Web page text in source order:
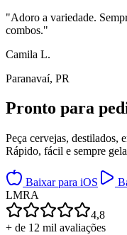
"Adoro a variedade.
combos."
Camila L.
Paranavaí, PR
Pronto para
Peça cervejas, destilados,
Rápido, fácil e sempre
Baixar para iOS
LMRA
4,8
+ de 12 mil avaliações